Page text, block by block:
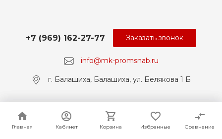
Главная Кабинет Корзина Избранные Сравнение
Главная Кабинет Корзина Избранные Сравнение
info@mk-promsnab.ru
+7 (969) 162-27-77
г. Балашиха, Балашиха, ул. Белякова 1 Б
Заказать звонок
© 2017-2026 Universe, Все права защищены